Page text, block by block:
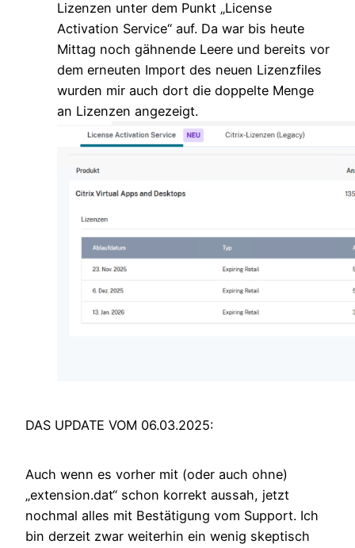
Lizenzen unter dem Punkt „License
Activation Service“ auf. Da war bis heute
Mittag noch gähnende Leere und bereits vor
dem erneuten Import des neuen Lizenzfiles
wurden mir auch dort die doppelte Menge
an Lizenzen angezeigt.
DAS UPDATE VOM 06.03.2025:
Auch wenn es vorher mit (oder auch ohne)
„extension.dat“ schon korrekt aussah, jetzt
nochmal alles mit Bestätigung vom Support. Ich
bin derzeit zwar weiterhin ein wenig skeptisch